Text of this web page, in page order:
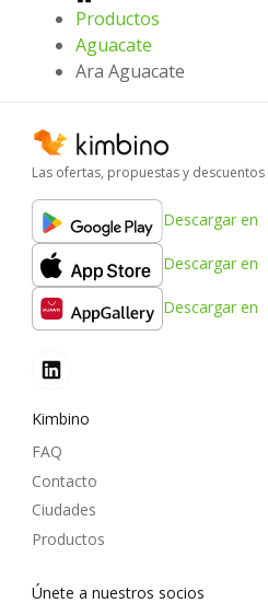
Productos
Aguacate
Ara Aguacate
Las ofertas, propuestas y descuentos
Descargar en
Descargar en
Descargar en
Kimbino
FAQ
Contacto
Ciudades
Productos
Únete a nuestros socios